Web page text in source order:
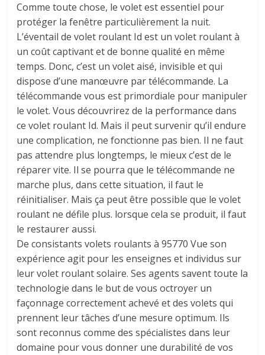
Comme toute chose, le volet est essentiel pour
protéger la fenêtre particulièrement la nuit.
L’éventail de volet roulant Id est un volet roulant à
un coût captivant et de bonne qualité en même
temps. Donc, c’est un volet aisé, invisible et qui
dispose d’une manœuvre par télécommande. La
télécommande vous est primordiale pour manipuler
le volet. Vous découvrirez de la performance dans
ce volet roulant Id. Mais il peut survenir qu’il endure
une complication, ne fonctionne pas bien. Il ne faut
pas attendre plus longtemps, le mieux c’est de le
réparer vite. Il se pourra que le télécommande ne
marche plus, dans cette situation, il faut le
réinitialiser. Mais ça peut être possible que le volet
roulant ne défile plus. lorsque cela se produit, il faut
le restaurer aussi.
De consistants volets roulants à 95770 Vue son
expérience agit pour les enseignes et individus sur
leur volet roulant solaire. Ses agents savent toute la
technologie dans le but de vous octroyer un
façonnage correctement achevé et des volets qui
prennent leur tâches d’une mesure optimum. Ils
sont reconnus comme des spécialistes dans leur
domaine pour vous donner une durabilité de vos